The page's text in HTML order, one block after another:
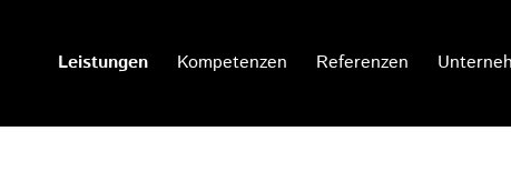
Leistungen Kompetenzen Referenzen